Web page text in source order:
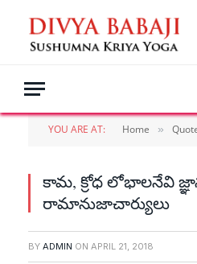
YOU ARE AT: Home »
కామ, క్రోధ లోభాలనేవి జ్ఞాన
రామానుజాచార్యులు
BY ADMIN ON APRIL 21, 2018